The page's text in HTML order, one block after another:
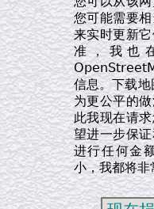
您可能需要
来实时更新
准，我也
信息。下载
为更公平的
此我现在请
望进一步保
进行任何金
小，我都将非